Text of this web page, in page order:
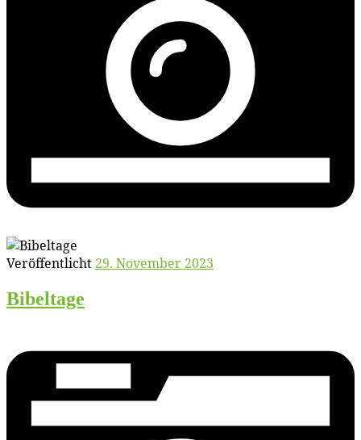
Veröffentlicht 29. November 2023
Bi­bel­ta­ge